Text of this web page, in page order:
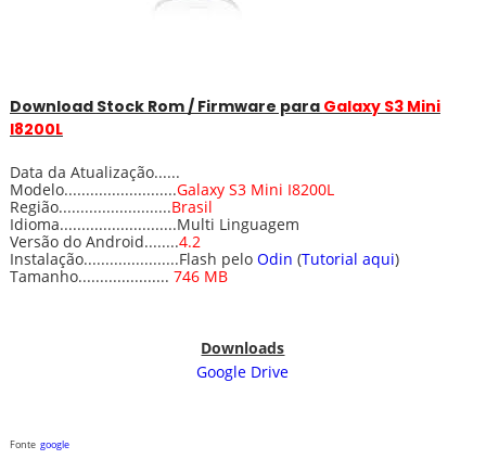
Download Stock Rom / Firmware para Galaxy S3 Mini
I8200L
Data da Atualização......
Modelo..........................Galaxy S3 Mini I8200L
Região..........................Brasil
Idioma...........................Multi Linguagem
Versão do Android........4.2
Instalação......................Flash pelo Odin (Tutorial aqui)
Tamanho..................... 746 MB
Downloads
Google Drive
Fonte google